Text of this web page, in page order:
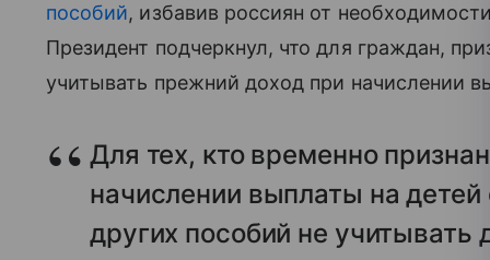
пособий, избавив россиян от
Президент подчеркнул, что для граждан,
учитывать прежний доход при начислении
Для тех, кто временно
начислении выплаты на
других пособий не учитывать